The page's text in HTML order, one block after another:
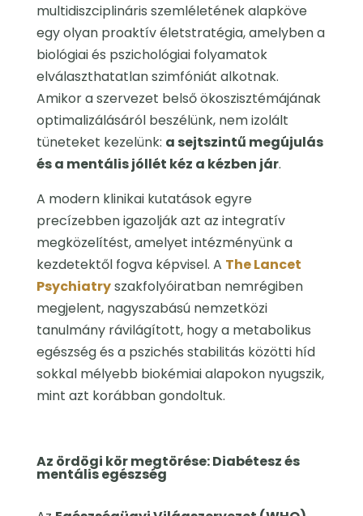
multidiszciplináris szemléletének alapköve
egy olyan proaktív életstratégia, amelyben a
biológiai és pszichológiai folyamatok
elválaszthatatlan szimfóniát alkotnak.
Amikor a szervezet belső ökoszisztémájának
optimalizálásáról beszélünk, nem izolált
tüneteket kezelünk: a sejtszintű megújulás
és a mentális jóllét kéz a kézben jár.
A modern klinikai kutatások egyre
precízebben igazolják azt az integratív
megközelítést, amelyet intézményünk a
kezdetektől fogva képvisel. A The Lancet
Psychiatryszakfolyóiratban nemrégiben
megjelent, nagyszabású nemzetközi
tanulmány rávilágított, hogy a metabolikus
egészség és a pszichés stabilitás közötti híd
sokkal mélyebb biokémiai alapokon nyugszik,
mint azt korábban gondoltuk.
Az ördögi kör megtörése: Diabétesz és
mentális egészség